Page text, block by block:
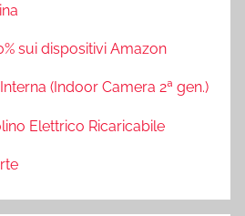
sui dispositivi Amazon
(Indoor Camera 2ª gen.)
Elettrico Ricaricabile